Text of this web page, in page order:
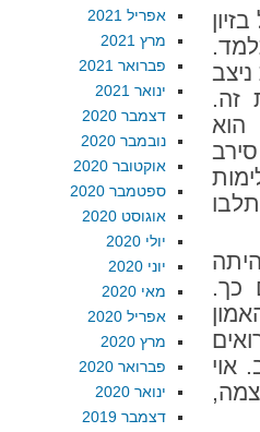
70 שנים של בזיון
זה.
כך.
אוי
אפריל 2021
מרץ 2021
פברואר 2021
ינואר 2021
דצמבר 2020
נובמבר 2020
אוקטובר 2020
ספטמבר 2020
אוגוסט 2020
יולי 2020
יוני 2020
מאי 2020
אפריל 2020
מרץ 2020
פברואר 2020
ינואר 2020
דצמבר 2019